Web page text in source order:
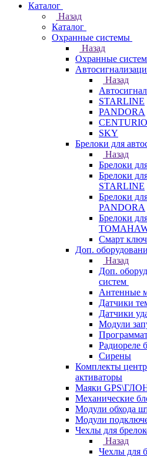
Каталог
Назад
Каталог
Охранные системы
Назад
Охранные
Назад
STARLINE
PANDORA
SKY
Брелоки для
Назад
Брелоки
Брелоки
STARLINE
Брелоки
PANDORA
Брелоки
Смарт
Доп.
Назад
Доп.
систем
Антенные
Датчики
Датчики
Модули
Радиореле
Сирены
Комплекты
активаторы
Маяки
Механические
Модули обхода
Модули
Чехлы для
Назад
Чехлы для